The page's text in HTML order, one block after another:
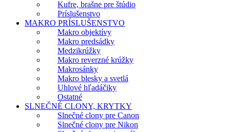
Kufre, brašne pre štúdio
Príslušenstvo
MAKRO PRÍSLUŠENSTVO
Makro objektívy
Makro predsádky
Medzikrúžky
Makro reverzné krúžky
Makrosánky
Makro blesky a svetlá
Uhlové hľadáčiky
Ostatné
SLNEČNÉ CLONY, KRYTKY
Slnečné clony pre Canon
Slnečné clony pre Nikon